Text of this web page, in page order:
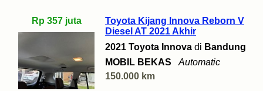
Rp 357 juta
Toyota Kijang Innova Reborn V
Diesel AT 2021 Akhir
2021 Toyota Innova di Bandung
MOBIL BEKAS
Automatic
150.000 km